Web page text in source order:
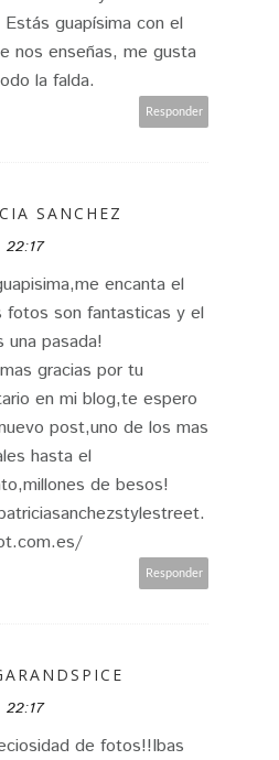
Estás guapísima con el
nos enseñas, me gusta
la falda.
Responder
SANCHEZ
22:17
encanta el
fotos son fantasticas y el
una pasada!
gracias por tu
en mi blog,te espero
post,uno de los mas
hasta el
de besos!
Responder
22:17
de fotos!!Ibas